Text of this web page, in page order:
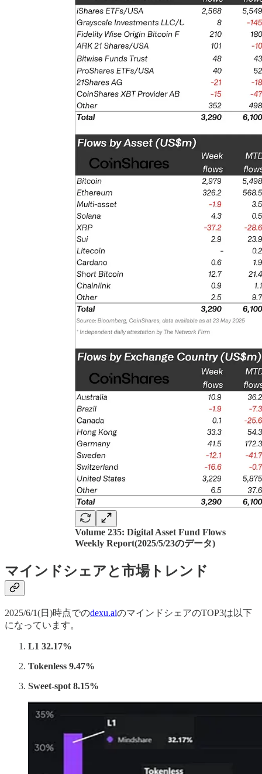
Volume 235: Digital Asset Fund Flows
Weekly Report(2025/5/23のデータ)
マインドシェアと市場トレンド
2025/6/1(日)時点でのdexu.aiのマインドシェアのTOP3は以下
になっています。
L1 32.17%
Tokenless 9.47%
Sweet-spot 8.15%